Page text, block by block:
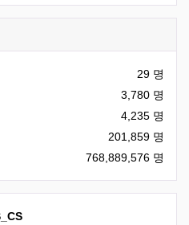
29 명
3,780 명
4,235 명
201,859 명
768,889,576 명